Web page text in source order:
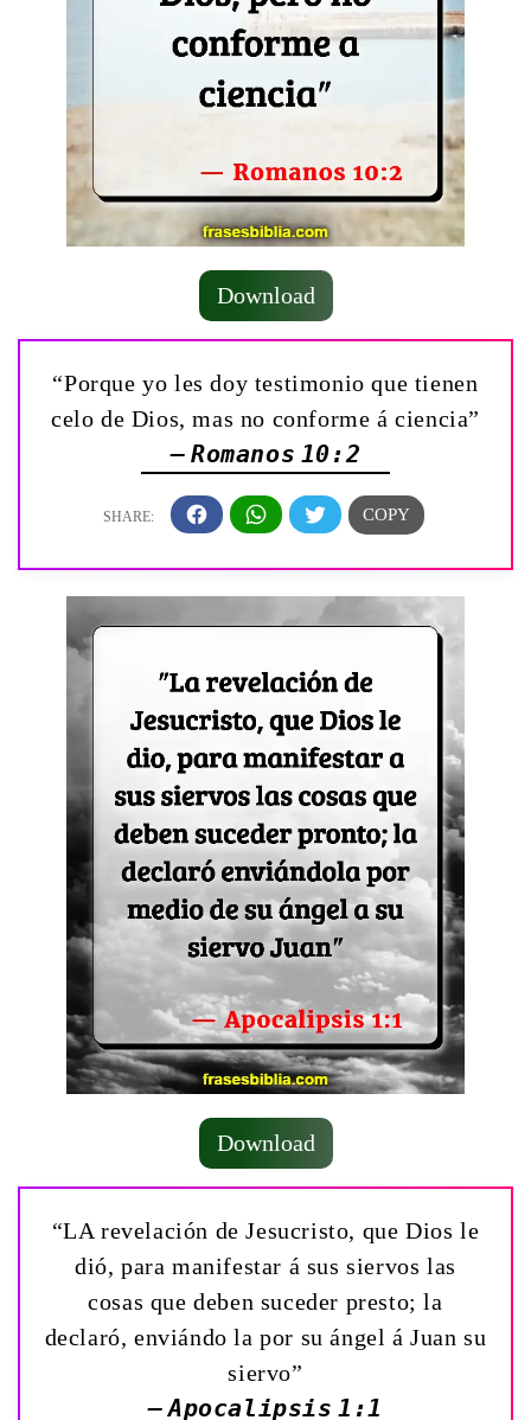
Download
“Porque yo les doy testimonio que tienen
celo de Dios, mas no conforme á ciencia”
— Romanos 10:2
Download
“LA revelación de Jesucristo, que Dios le
dió, para manifestar á sus siervos las
cosas que deben suceder presto; la
declaró, enviándo la por su ángel á Juan su
siervo”
— Apocalipsis 1:1